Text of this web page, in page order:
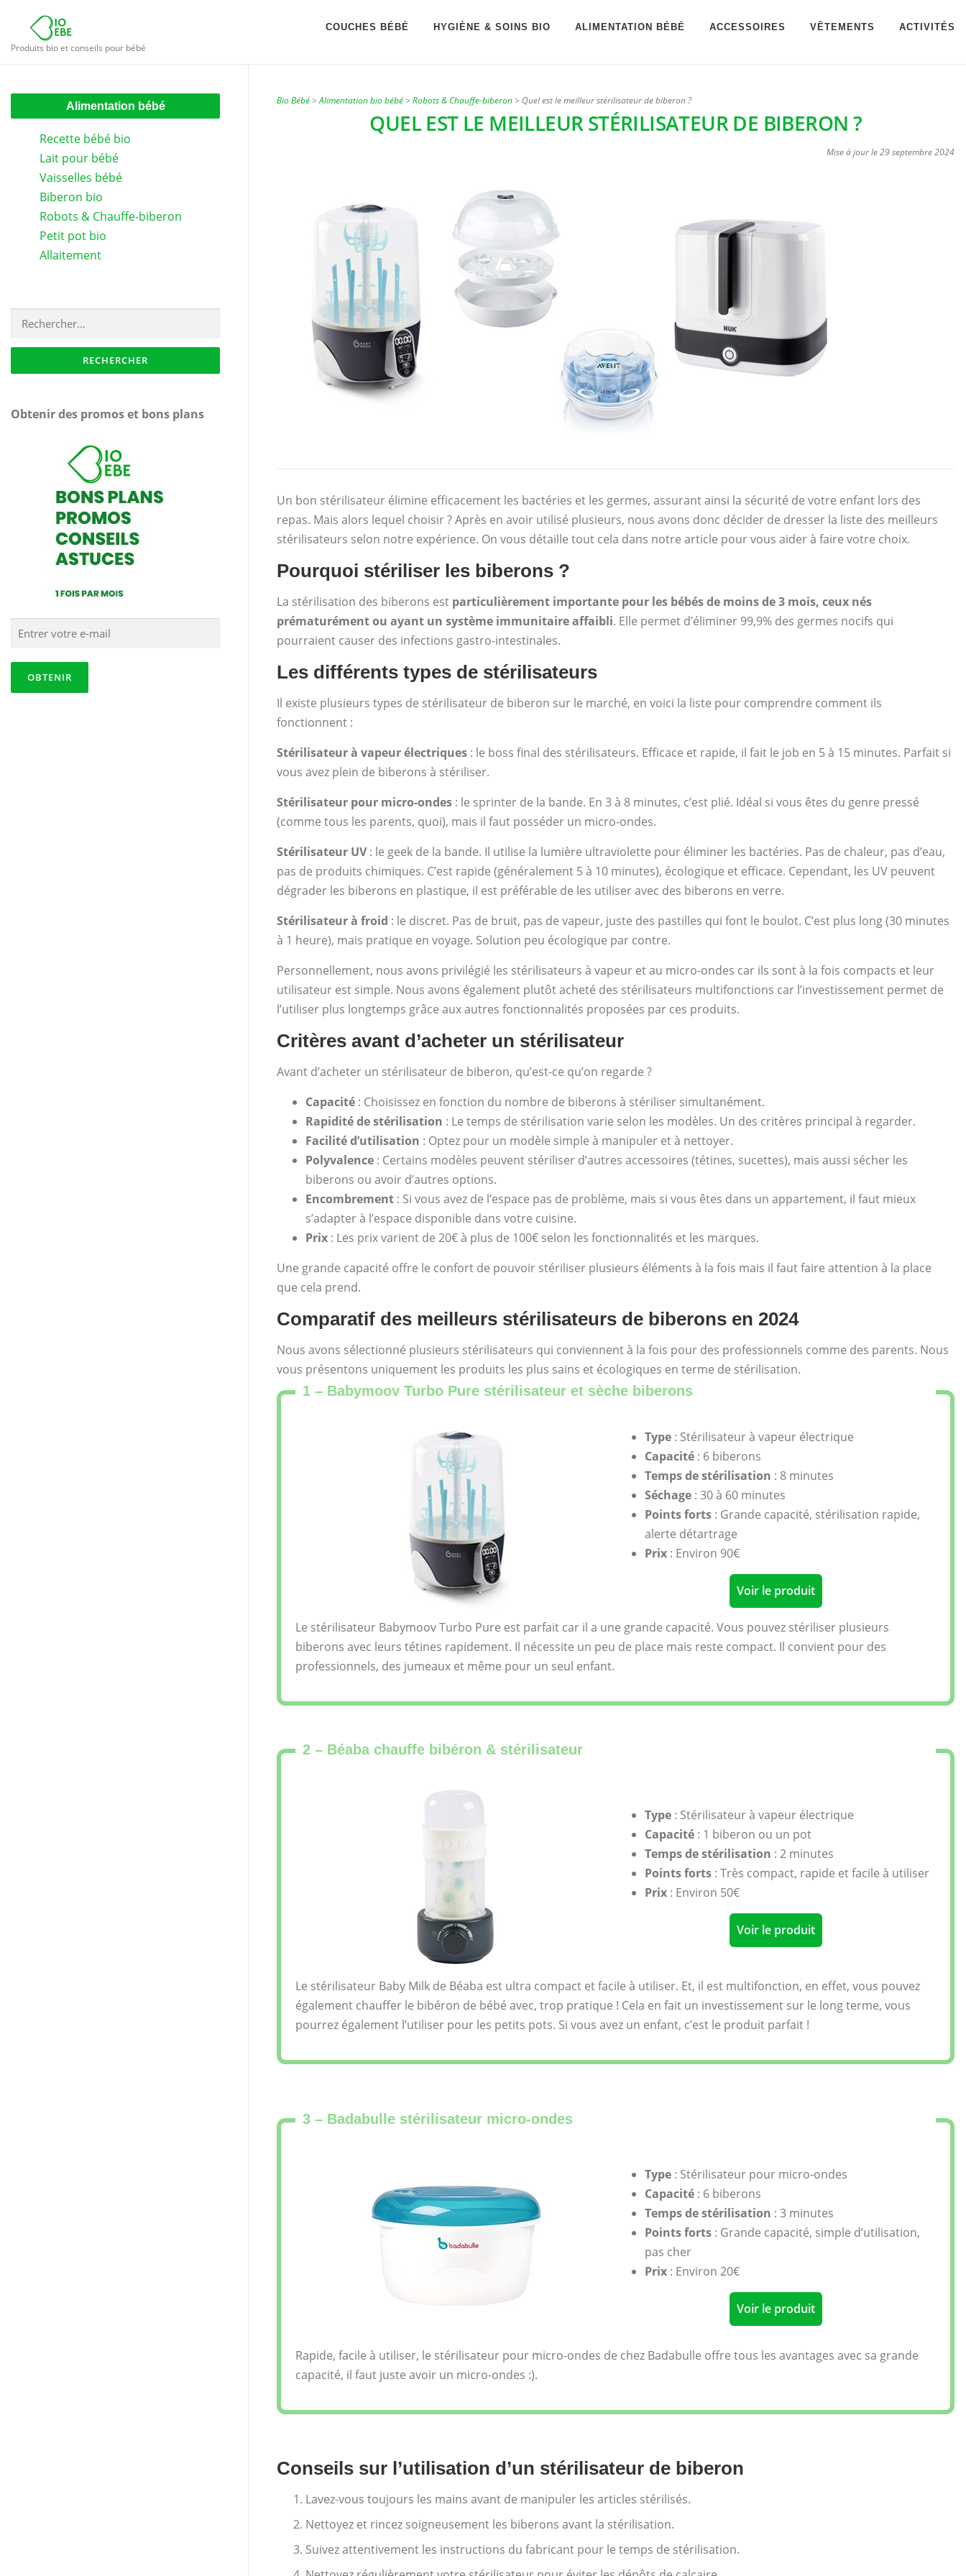
contenu
Produits bio et conseils pour bébé
COUCHES BÉBÉ HYGIÈNE & SOINS BIO ALIMENTATION BÉBÉ ACCESSOIRES VÊTEMENTS ACTIVITÉS
Bio Bébé>Alimentation bio bébé>Robots & Chauffe-biberon> Quel est le meilleur stérilisateur de biberon ?
QUEL EST LE MEILLEUR STÉRILISATEUR DE BIBERON ?
Mise à jour le29 septembre 2024
Un bon stérilisateur élimine efficacement les bactéries et les germes, assurant ainsi la sécurité de votre enfant lors des
repas. Mais alors lequel choisir ? Après en avoir utilisé plusieurs, nous avons donc décider de dresser la liste des meilleurs
stérilisateurs selon notre expérience. On vous détaille tout cela dans notre article pour vous aider à faire votre choix.
Pourquoi stériliser les biberons ?
La stérilisation des biberons est particulièrement importante pour les bébés de moins de 3 mois, ceux nés
prématurément ou ayant un système immunitaire affaibli. Elle permet d’éliminer 99,9% des germes nocifs qui
pourraient causer des infections gastro-intestinales.
Les différents types de stérilisateurs
Il existe plusieurs types de stérilisateur de biberon sur le marché, en voici la liste pour comprendre comment ils
fonctionnent :
Stérilisateur à vapeur électriques : le boss final des stérilisateurs. Efficace et rapide, il fait le job en 5 à 15 minutes. Parfait si
vous avez plein de biberons à stériliser.
Stérilisateur pour micro-ondes : le sprinter de la bande. En 3 à 8 minutes, c’est plié. Idéal si vous êtes du genre pressé
(comme tous les parents, quoi), mais il faut posséder un micro-ondes.
Stérilisateur UV: le geek de la bande. Il utilise la lumière ultraviolette pour éliminer les bactéries. Pas de chaleur, pas d’eau,
pas de produits chimiques. C’est rapide (généralement 5 à 10 minutes), écologique et efficace. Cependant, les UV peuvent
dégrader les biberons en plastique, il est préférable de les utiliser avec des biberons en verre.
Stérilisateur à froid : le discret. Pas de bruit, pas de vapeur, juste des pastilles qui font le boulot. C’est plus long (30 minutes
à 1 heure), mais pratique en voyage. Solution peu écologique par contre.
Personnellement, nous avons privilégié les stérilisateurs à vapeur et au micro-ondes car ils sont à la fois compacts et leur
utilisateur est simple. Nous avons également plutôt acheté des stérilisateurs multifonctions car l’investissement permet de
l’utiliser plus longtemps grâce aux autres fonctionnalités proposées par ces produits.
Critères avant d’acheter un stérilisateur
Avant d’acheter un stérilisateur de biberon, qu’est-ce qu’on regarde ?
Capacité : Choisissez en fonction du nombre de biberons à stériliser simultanément.
Rapidité de stérilisation : Le temps de stérilisation varie selon les modèles. Un des critères principal à regarder.
Facilité d’utilisation : Optez pour un modèle simple à manipuler et à nettoyer.
Polyvalence : Certains modèles peuvent stériliser d’autres accessoires (tétines, sucettes), mais aussi sécher les
biberons ou avoir d’autres options.
Encombrement : Si vous avez de l’espace pas de problème, mais si vous êtes dans un appartement, il faut mieux
s’adapter à l’espace disponible dans votre cuisine.
Prix : Les prix varient de 20€ à plus de 100€ selon les fonctionnalités et les marques.
Une grande capacité offre le confort de pouvoir stériliser plusieurs éléments à la fois mais il faut faire attention à la place
que cela prend.
Comparatif des meilleurs stérilisateurs de biberons en 2024
Nous avons sélectionné plusieurs stérilisateurs qui conviennent à la fois pour des professionnels comme des parents. Nous
vous présentons uniquement les produits les plus sains et écologiques en terme de stérilisation.
1 – Babymoov Turbo Pure stérilisateur et sèche biberons
Type: Stérilisateur à vapeur électrique
Capacité: 6 biberons
Temps de stérilisation : 8 minutes
Séchage : 30 à 60 minutes
Points forts: Grande capacité, stérilisation rapide,
alerte détartrage
Prix: Environ 90€
Voir le produit
Le stérilisateur Babymoov Turbo Pure est parfait car il a une grande capacité. Vous pouvez stériliser plusieurs
biberons avec leurs tétines rapidement. Il nécessite un peu de place mais reste compact. Il convient pour des
professionnels, des jumeaux et même pour un seul enfant.
2 – Béaba chauffe bibéron & stérilisateur
Type: Stérilisateur à vapeur électrique
Capacité: 1 biberon ou un pot
Temps de stérilisation : 2 minutes
Points forts: Très compact, rapide et facile à utiliser
Prix: Environ 50€
Voir le produit
Le stérilisateur Baby Milk de Béaba est ultra compact et facile à utiliser. Et, il est multifonction, en effet, vous pouvez
également chauffer le bibéron de bébé avec, trop pratique ! Cela en fait un investissement sur le long terme, vous
pourrez également l’utiliser pour les petits pots. Si vous avez un enfant, c’est le produit parfait !
3 – Badabulle stérilisateur micro-ondes
Type: Stérilisateur pour micro-ondes
Capacité: 6 biberons
Temps de stérilisation : 3 minutes
Points forts: Grande capacité, simple d’utilisation,
pas cher
Prix: Environ 20€
Voir le produit
Rapide, facile à utiliser, le stérilisateur pour micro-ondes de chez Badabulle offre tous les avantages avec sa grande
capacité, il faut juste avoir un micro-ondes :).
Conseils sur l’utilisation d’un stérilisateur de biberon
Lavez-vous toujours les mains avant de manipuler les articles stérilisés.
Nettoyez et rincez soigneusement les biberons avant la stérilisation.
Suivez attentivement les instructions du fabricant pour le temps de stérilisation.
Alimentation bébé
Recette bébé bio
Lait pour bébé
Vaisselles bébé
Biberon bio
Robots & Chauffe-biberon
Petit pot bio
Allaitement
Rechercher :
Obtenir des promos et bons plans